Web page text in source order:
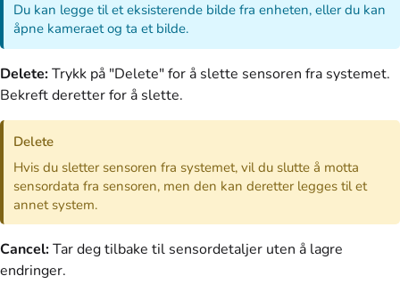
Du kan legge til et eksisterende bilde fra enheten, eller du kan
åpne kameraet og ta et bilde.
Delete:Trykk på "Delete" for å slette sensoren fra systemet.
Bekreft deretter for å slette.
Delete
Hvis du sletter sensoren fra systemet, vil du slutte å motta
sensordata fra sensoren, men den kan deretter legges til et
annet system.
Cancel:Tar deg tilbake til sensordetaljer uten å lagre
endringer.